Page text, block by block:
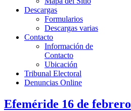
Descargas
Formularios
Descargas varias
Contacto
Información de
Contacto
Ubicación
Tribunal Electoral
Denuncias Online
Efeméride 16 de febrero